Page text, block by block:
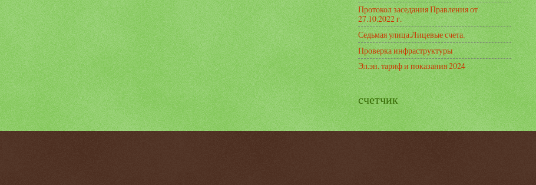
Протокол заседания Правления от
27.10.2022 г.
Седьмая улица.Лицевые счета.
Проверка инфраструктуры
Эл.эн. тариф и показания 2024
счетчик